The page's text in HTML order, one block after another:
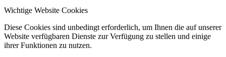
Wichtige Website Cookies
Diese Cookies sind unbedingt erforderlich, um Ihnen die auf unserer
Website verfügbaren Dienste zur Verfügung zu stellen und einige
ihrer Funktionen zu nutzen.